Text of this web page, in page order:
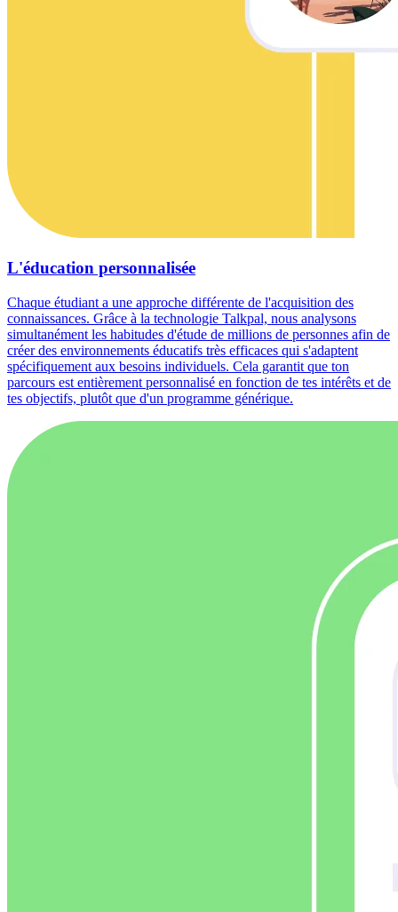
L'éducation personnalisée
Chaque étudiant a une approche différente de l'acquisition des
connaissances. Grâce à la technologie Talkpal, nous analysons
simultanément les habitudes d'étude de millions de personnes afin de
créer des environnements éducatifs très efficaces qui s'adaptent
spécifiquement aux besoins individuels. Cela garantit que ton
parcours est entièrement personnalisé en fonction de tes intérêts et de
tes objectifs, plutôt que d'un programme générique.